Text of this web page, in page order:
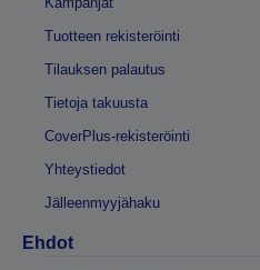
Tuotteen rekisteröinti
Tilauksen palautus
Tietoja takuusta
CoverPlus-rekisteröinti
Yhteystiedot
Jälleenmyyjähaku
Ehdot